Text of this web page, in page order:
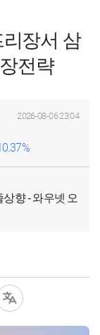
리장서 삼
전략
2026-08-06 23:04
향 - 와우넷 오